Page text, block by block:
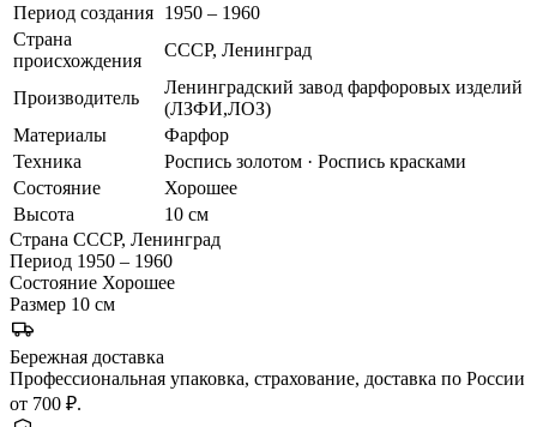
Период создания 1950 – 1960
Страна
происхождения
СССР, Ленинград
Производитель
Ленинградский завод фарфоровых изделий
(ЛЗФИ,ЛОЗ)
Материалы
Фарфор
Техника
Роспись золотом · Роспись красками
Состояние
Хорошее
Высота
10 см
Страна СССР, Ленинград
Период 1950 – 1960
Состояние Хорошее
Размер 10 см
Бережная доставка
Профессиональная упаковка, страхование, доставка по России
от 700 ₽.